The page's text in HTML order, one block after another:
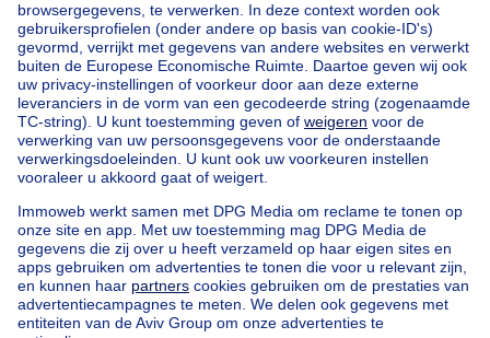
Home België
Brussel (provincie)
Brussel (arrondissement)
Kopen uw villa in Watermael-boitsfort
Onze huizen buiten BelgiëHuis te koop Frankrijk
Huis te koop Spanje
Huis te koop Italië
Huis te koop Luxemburg
Huis te koop Nederland
Goedkoop vastgoedGoedkoop huis te koop
Goedkope appartementen te huur
Onze huurwoningen met slaapkamers
Appartement te koop met 3 slaapkamers Oostende